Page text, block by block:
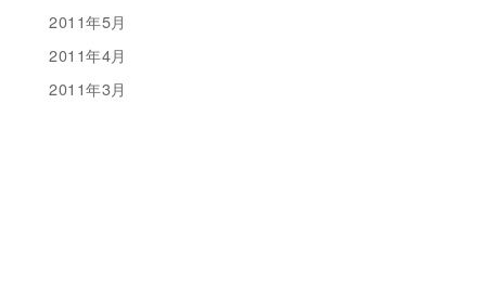
2011年5月
2011年4月
2011年3月